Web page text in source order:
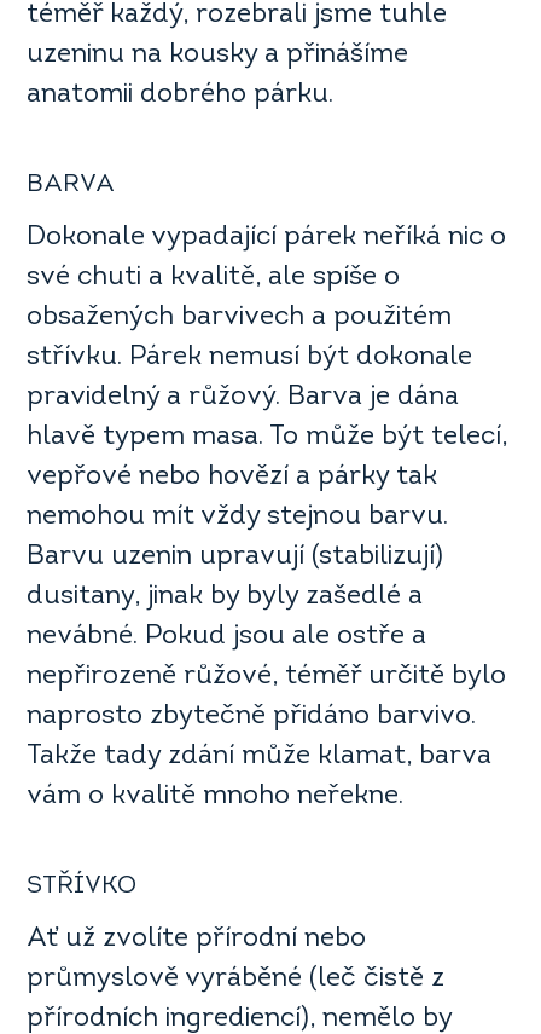
téměř každý, rozebrali jsme tuhle
uzeninu na kousky a přinášíme
anatomii dobrého párku.
BARVA
Dokonale vypadající párek neříká nic o
své chuti a kvalitě, ale spíše o
obsažených barvivech a použitém
střívku. Párek nemusí být dokonale
pravidelný a růžový. Barva je dána
hlavě typem masa. To může být telecí,
vepřové nebo hovězí a párky tak
nemohou mít vždy stejnou barvu.
Barvu uzenin upravují (stabilizují)
dusitany, jinak by byly zašedlé a
nevábné. Pokud jsou ale ostře a
nepřirozeně růžové, téměř určitě bylo
naprosto zbytečně přidáno barvivo.
Takže tady zdání může klamat, barva
vám o kvalitě mnoho neřekne.
STŘÍVKO
Ať už zvolíte přírodní nebo
průmyslově vyráběné (leč čistě z
přírodních ingrediencí), nemělo by